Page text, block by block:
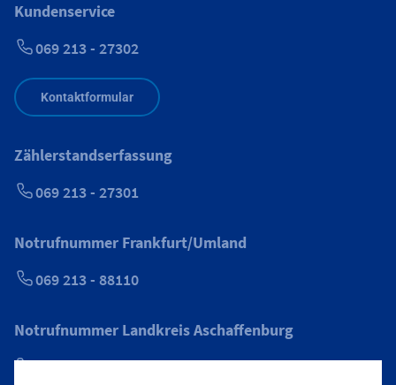
Kundenservice
069 213 - 27302
Kontaktformular
Zählerstandserfassung
069 213 - 27301
Notrufnummer Frankfurt/Umland
069 213 - 88110
Notrufnummer Landkreis Aschaffenburg
0800 6246773